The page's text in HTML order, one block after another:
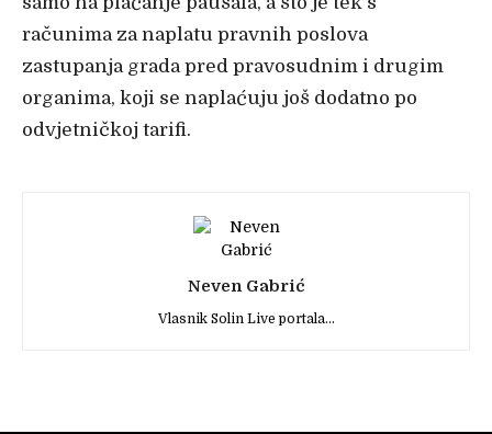
računima za naplatu pravnih poslova
zastupanja grada pred pravosudnim i drugim
organima, koji se naplaćuju još dodatno po
odvjetničkoj tarifi.
Neven Gabrić
Vlasnik Solin Live portala...